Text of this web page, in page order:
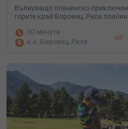
Вълнуващо планинско
горите край Боровец, Рила
30 минути
к.к. Боровец, Рила
от